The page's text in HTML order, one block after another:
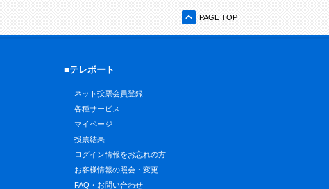
PAGE TOP
■テレボート
ネット投票会員登録
各種サービス
マイページ
投票結果
ログイン情報をお忘れの方
お客様情報の照会・変更
FAQ・お問い合わせ